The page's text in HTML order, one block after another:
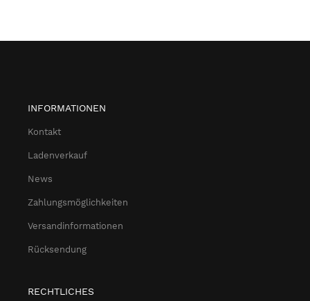
INFORMATIONEN
Kontakt
Ladenverkauf
News
Zahlungsmöglichkeiten
Versandinformationen
Rücksendung
RECHTLICHES